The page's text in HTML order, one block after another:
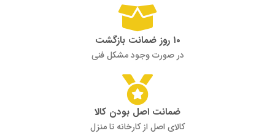
۱۰ روز ضمانت بازگشت
در صورت وجود مشکل فنی
ضمانت اصل بودن کالا
کالای اصل از کارخانه تا منزل